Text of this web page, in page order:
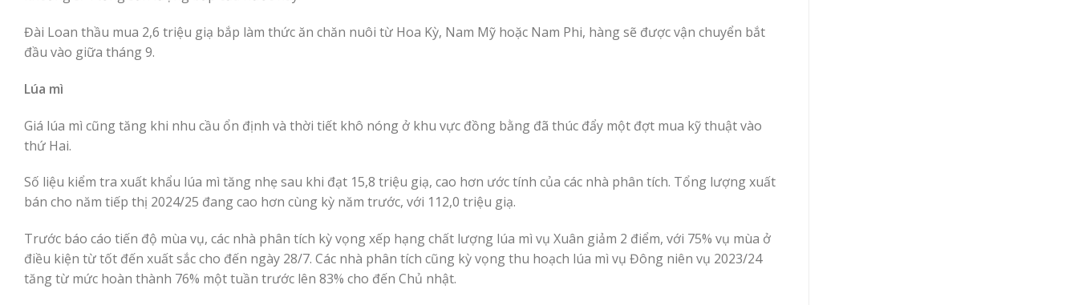
Đài Loan thầu mua 2,6 triệu giạ bắp làm thức ăn chăn nuôi từ Hoa Kỳ, Nam Mỹ hoặc Nam Phi, hàng sẽ được vận chuyển bắt
đầu vào giữa tháng 9.
Lúa mì
Giá lúa mì cũng tăng khi nhu cầu ổn định và thời tiết khô nóng ở khu vực đồng bằng đã thúc đẩy một đợt mua kỹ thuật vào
thứ Hai.
Số liệu kiểm tra xuất khẩu lúa mì tăng nhẹ sau khi đạt 15,8 triệu giạ, cao hơn ước tính của các nhà phân tích. Tổng lượng xuất
bán cho năm tiếp thị 2024/25 đang cao hơn cùng kỳ năm trước, với 112,0 triệu giạ.
Trước báo cáo tiến độ mùa vụ, các nhà phân tích kỳ vọng xếp hạng chất lượng lúa mì vụ Xuân giảm 2 điểm, với 75% vụ mùa ở
điều kiện từ tốt đến xuất sắc cho đến ngày 28/7. Các nhà phân tích cũng kỳ vọng thu hoạch lúa mì vụ Đông niên vụ 2023/24
tăng từ mức hoàn thành 76% một tuần trước lên 83% cho đến Chủ nhật.